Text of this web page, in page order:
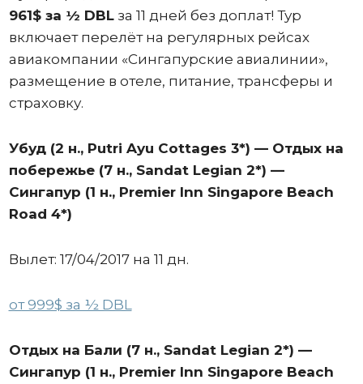
961$за ½ DBLза 11 дней без доплат! Тур
включает перелёт на регулярных рейсах
авиакомпании «Сингапурские авиалинии»,
размещение в отеле, питание, трансферы и
страховку.
Убуд (2 н., Putri Ayu Cottages 3*) — Отдых на
побережье (7 н., Sandat Legian 2*) —
Сингапур (1 н., Premier Inn Singapore Beach
Road 4*)
Вылет: 17/04/2017 на 11 дн.
от 999$ за ½ DBL
Отдых на Бали (7 н., Sandat Legian 2*) —
Сингапур (1 н., Premier Inn Singapore Beach